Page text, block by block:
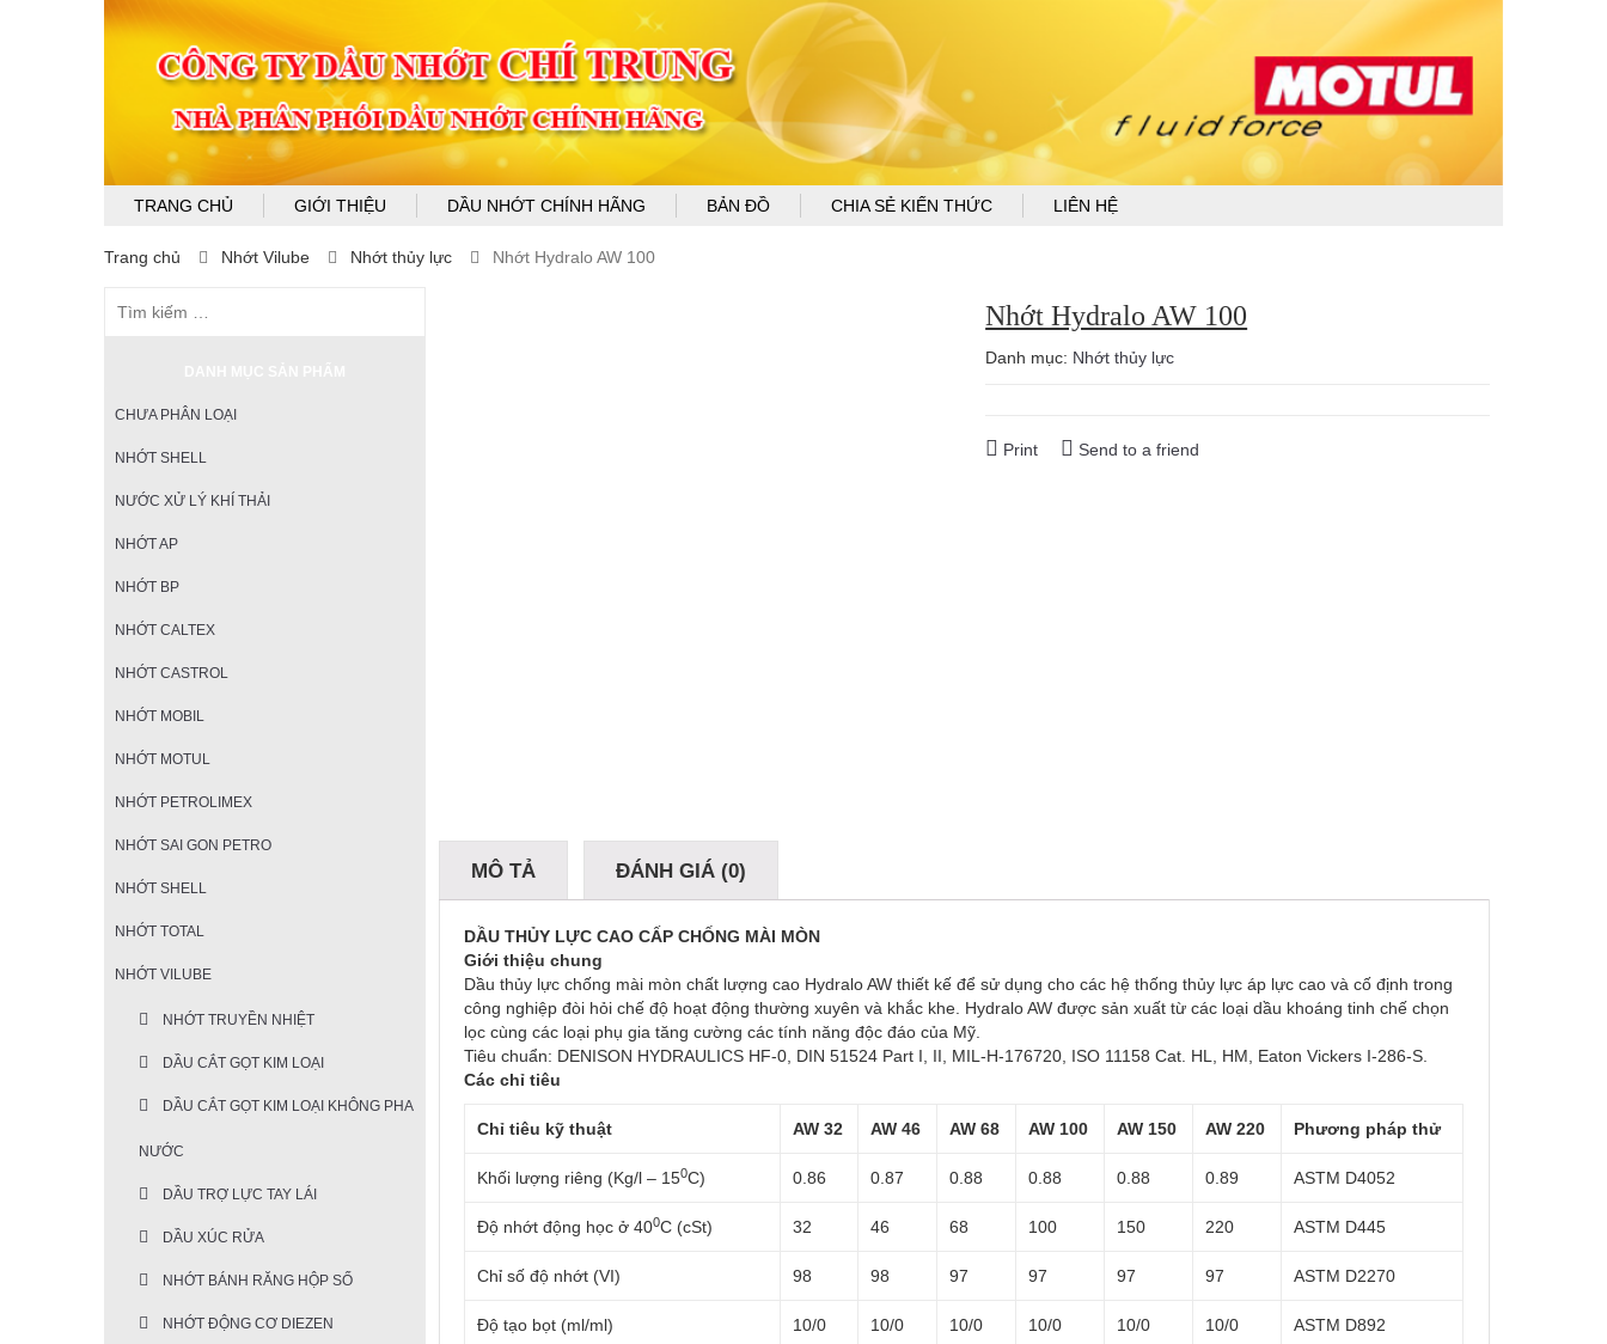
TRANG CHỦ GIỚI THIỆU DẦU NHỚT CHÍNH HÃNG BẢN ĐỒ CHIA SẺ KIẾN THỨC LIÊN HỆ
Trang chủ Nhớt Vilube Nhớt thủy lực Nhớt Hydralo AW 100
Nhớt Hydralo AW 100
Danh mục: Nhớt thủy lực
Print Send to a friend
MÔ TẢ ĐÁNH GIÁ (0)
DẦU THỦY LỰC CAO CẤP CHỐNG MÀI MÒN
Giới thiệu chung
Dầu thủy lực chống mài mòn chất lượng cao Hydralo AW thiết kế để sử dụng cho các hệ thống thủy lực áp lực cao và cố định trong
công nghiệp đòi hỏi chế độ hoạt động thường xuyên và khắc khe. Hydralo AW được sản xuất từ các loại dầu khoáng tinh chế chọn
lọc cùng các loại phụ gia tăng cường các tính năng độc đáo của Mỹ.
Tiêu chuẩn: DENISON HYDRAULICS HF-0, DIN 51524 Part I, II, MIL-H-176720, ISO 11158 Cat. HL, HM, Eaton Vickers I-286-S.
Các chỉ tiêu
Chỉ tiêu kỹ thuật AW 32 AW 46 AW 68 AW 100 AW 150 AW 220 Phương pháp thử
Khối lượng riêng (Kg/l – 150C) 0.86 0.87 0.88 0.88 0.88 0.89 ASTM D4052
Độ nhớt động học ở 400C (cSt) 32 46 68 100 150 220 ASTM D445
Chỉ số độ nhớt (VI) 98 98 97 97 97 97 ASTM D2270
Độ tạo bọt (ml/ml) 10/0 10/0 10/0 10/0 10/0 10/0 ASTM D892
CHƯA PHÂN LOẠI
NHỚT SHELL
NƯỚC XỬ LÝ KHÍ THẢI
NHỚT AP
NHỚT BP
NHỚT CALTEX
NHỚT CASTROL
NHỚT MOBIL
NHỚT MOTUL
NHỚT PETROLIMEX
NHỚT SAI GON PETRO
NHỚT SHELL
NHỚT TOTAL
NHỚT VILUBE
NHỚT TRUYỀN NHIỆT
DẦU CẮT GỌT KIM LOẠI
DẦU CẮT GỌT KIM LOẠI KHÔNG PHA
NƯỚC
DẦU TRỢ LỰC TAY LÁI
DẦU XÚC RỬA
NHỚT BÁNH RĂNG HỘP SỐ
NHỚT ĐỘNG CƠ DIEZEN